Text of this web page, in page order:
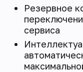
Резервное
сервиса